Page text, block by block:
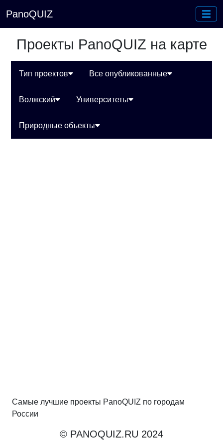
PanoQUIZ
Проекты PanoQUIZ на карте
Тип проектов Все опубликованные
Волжский Университеты
Природные объекты
Самые лучшие проекты PanoQUIZ по городам
России
© PANOQUIZ.RU 2024